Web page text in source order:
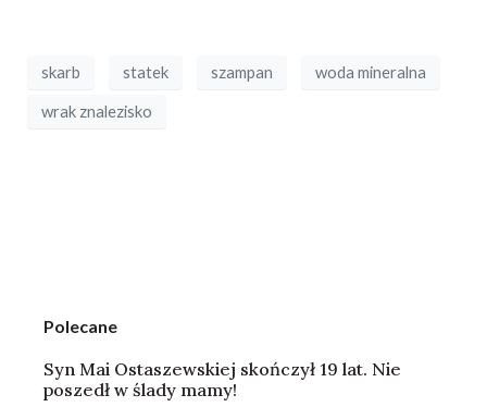
skarb statek szampan woda mineralna
wrak znalezisko
Polecane
Syn Mai Ostaszewskiej skończył 19 lat. Nie
poszedł w ślady mamy!